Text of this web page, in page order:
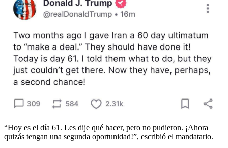
“Hoy es el día 61. Les dije qué hacer, pero no pudieron. ¡Ahora
quizás tengan una segunda oportunidad!”, escribió el mandatario.